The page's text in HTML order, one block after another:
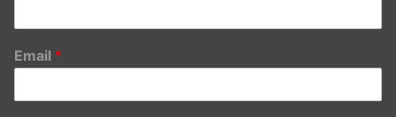
Email *